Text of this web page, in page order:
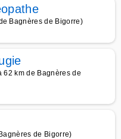
Bagnères de Bigorre)
62 km de Bagnères de
de Bigorre)